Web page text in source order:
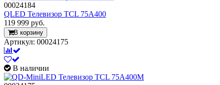
00024184
QLED Телевизор TCL 75A400
119 999 руб.
В корзину
Артикул: 00024175
В наличии